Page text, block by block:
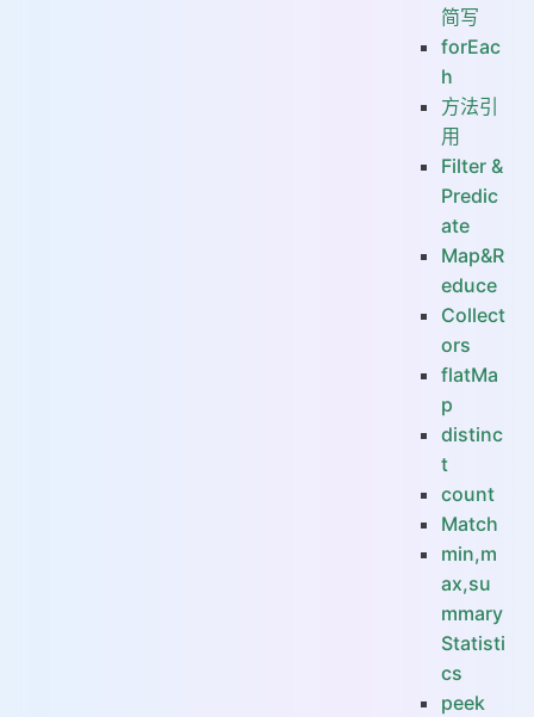
简写
forEac
h
方法引
用
Filter &
Predic
ate
Map&R
educe
Collect
ors
flatMa
p
distinc
t
count
Match
min,m
ax,su
mmary
Statisti
cs
peek